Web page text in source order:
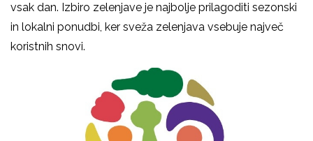
vsak dan. Izbiro zelenjave je najbolje prilagoditi sezonski
in lokalni ponudbi, ker sveža zelenjava vsebuje največ
koristnih snovi.